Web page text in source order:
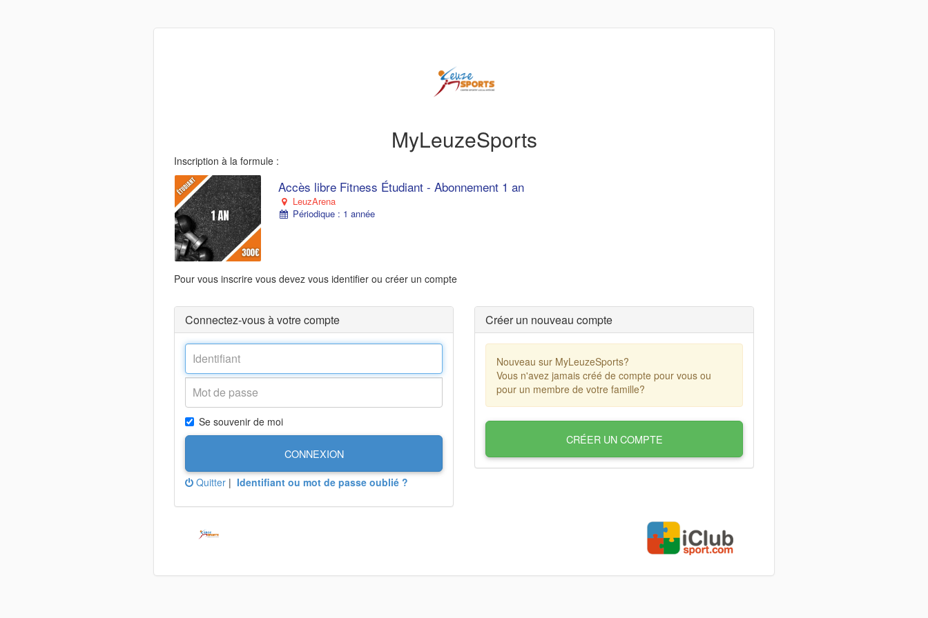
MyLeuzeSports
Inscription à la formule :
Accès libre Fitness Étudiant - Abonnement 1 an
LeuzArena
Périodique : 1 année
Pour vous inscrire vous devez vous identifier ou créer un compte
Connectez-vous à votre compte
Se souvenir de moi
CONNEXION
Quitter | Identifiant ou mot de passe oublié ?
Créer un nouveau compte
Nouveau sur MyLeuzeSports?
Vous n'avez jamais créé de compte pour vous ou
pour un membre de votre famille?
CRÉER UN COMPTE